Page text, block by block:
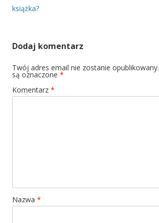
książka?
Dodaj komentarz
Twój adres email nie zostanie opublikowany.
są oznaczone *
Komentarz *
Nazwa *